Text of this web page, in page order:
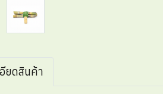
อียดสินค้า